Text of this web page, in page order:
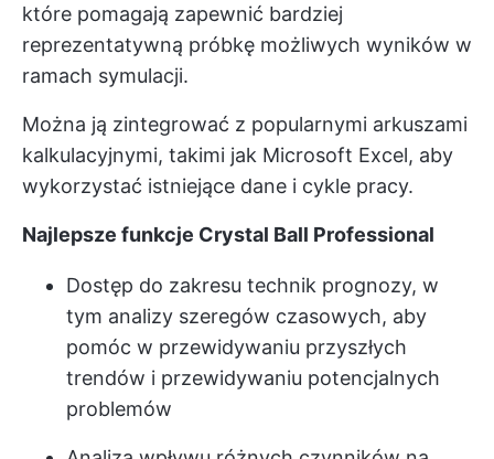
które pomagają zapewnić bardziej
reprezentatywną próbkę możliwych wyników w
ramach symulacji.
Można ją zintegrować z popularnymi arkuszami
kalkulacyjnymi, takimi jak Microsoft Excel, aby
wykorzystać istniejące dane i cykle pracy.
Najlepsze funkcje Crystal Ball Professional
Dostęp do zakresu technik prognozy, w
tym analizy szeregów czasowych, aby
pomóc w przewidywaniu przyszłych
trendów i przewidywaniu potencjalnych
problemów